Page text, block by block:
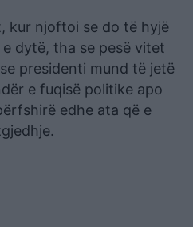
kur njoftoi se do të hyjë
dytë, tha se pesë vitet
presidenti mund të jetë
e fuqisë politike apo
edhe ata që e